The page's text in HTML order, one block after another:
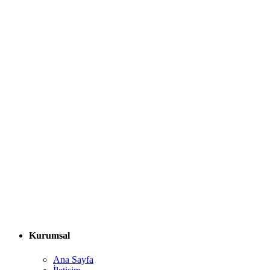
Kurumsal
Ana Sayfa